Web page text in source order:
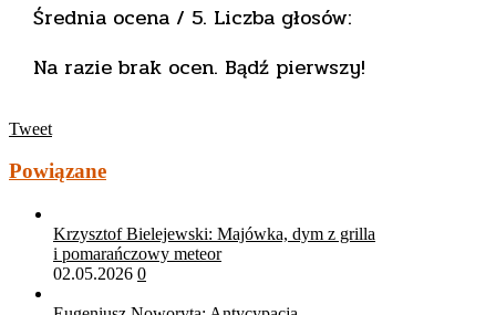
Średnia ocena / 5. Liczba głosów:
Na razie brak ocen. Bądź pierwszy!
Tweet
Powiązane
Krzysztof Bielejewski: Majówka, dym z grilla
i pomarańczowy meteor
02.05.2026 0